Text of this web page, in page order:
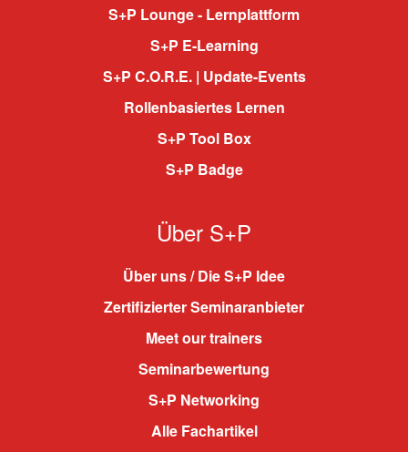
S+P Lounge - Lernplattform
S+P E-Learning
S+P C.O.R.E. | Update-Events
Rollenbasiertes Lernen
S+P Tool Box
S+P Badge
Über S+P
Über uns / Die S+P Idee
Zertifizierter Seminaranbieter
Meet our trainers
Seminarbewertung
S+P Networking
Alle Fachartikel